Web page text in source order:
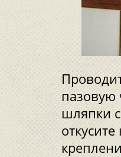
пазовую
шляпки